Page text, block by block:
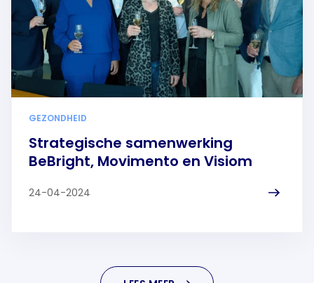
GEZONDHEID
Strategische samenwerking
BeBright, Movimento en Visiom
24-04-2024